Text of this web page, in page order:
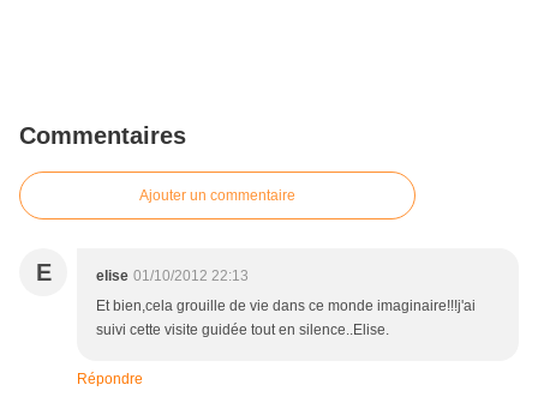
Commentaires
Ajouter un commentaire
E elise 01/10/2012 22:13
Et bien,cela grouille de vie dans ce monde imaginaire!!!j'ai
suivi cette visite guidée tout en silence..Elise.
Répondre